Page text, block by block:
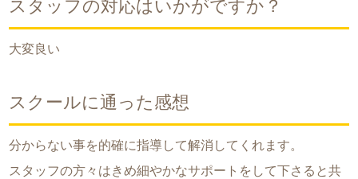
スタッフの対応はいかがですか？
大変良い
スクールに通った感想
分からない事を的確に指導して解消してくれます。
スタッフの方々はきめ細やかなサポートをして下さると共